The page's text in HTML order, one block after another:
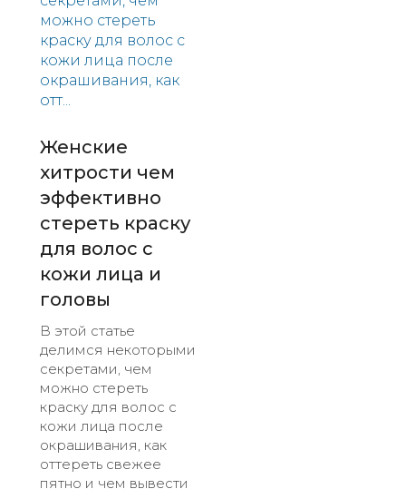
Женские
хитрости чем
эффективно
стереть краску
для волос с
кожи лица и
головы
В этой статье
делимся некоторыми
секретами, чем
можно стереть
краску для волос с
кожи лица после
окрашивания, как
оттереть свежее
пятно и чем вывести